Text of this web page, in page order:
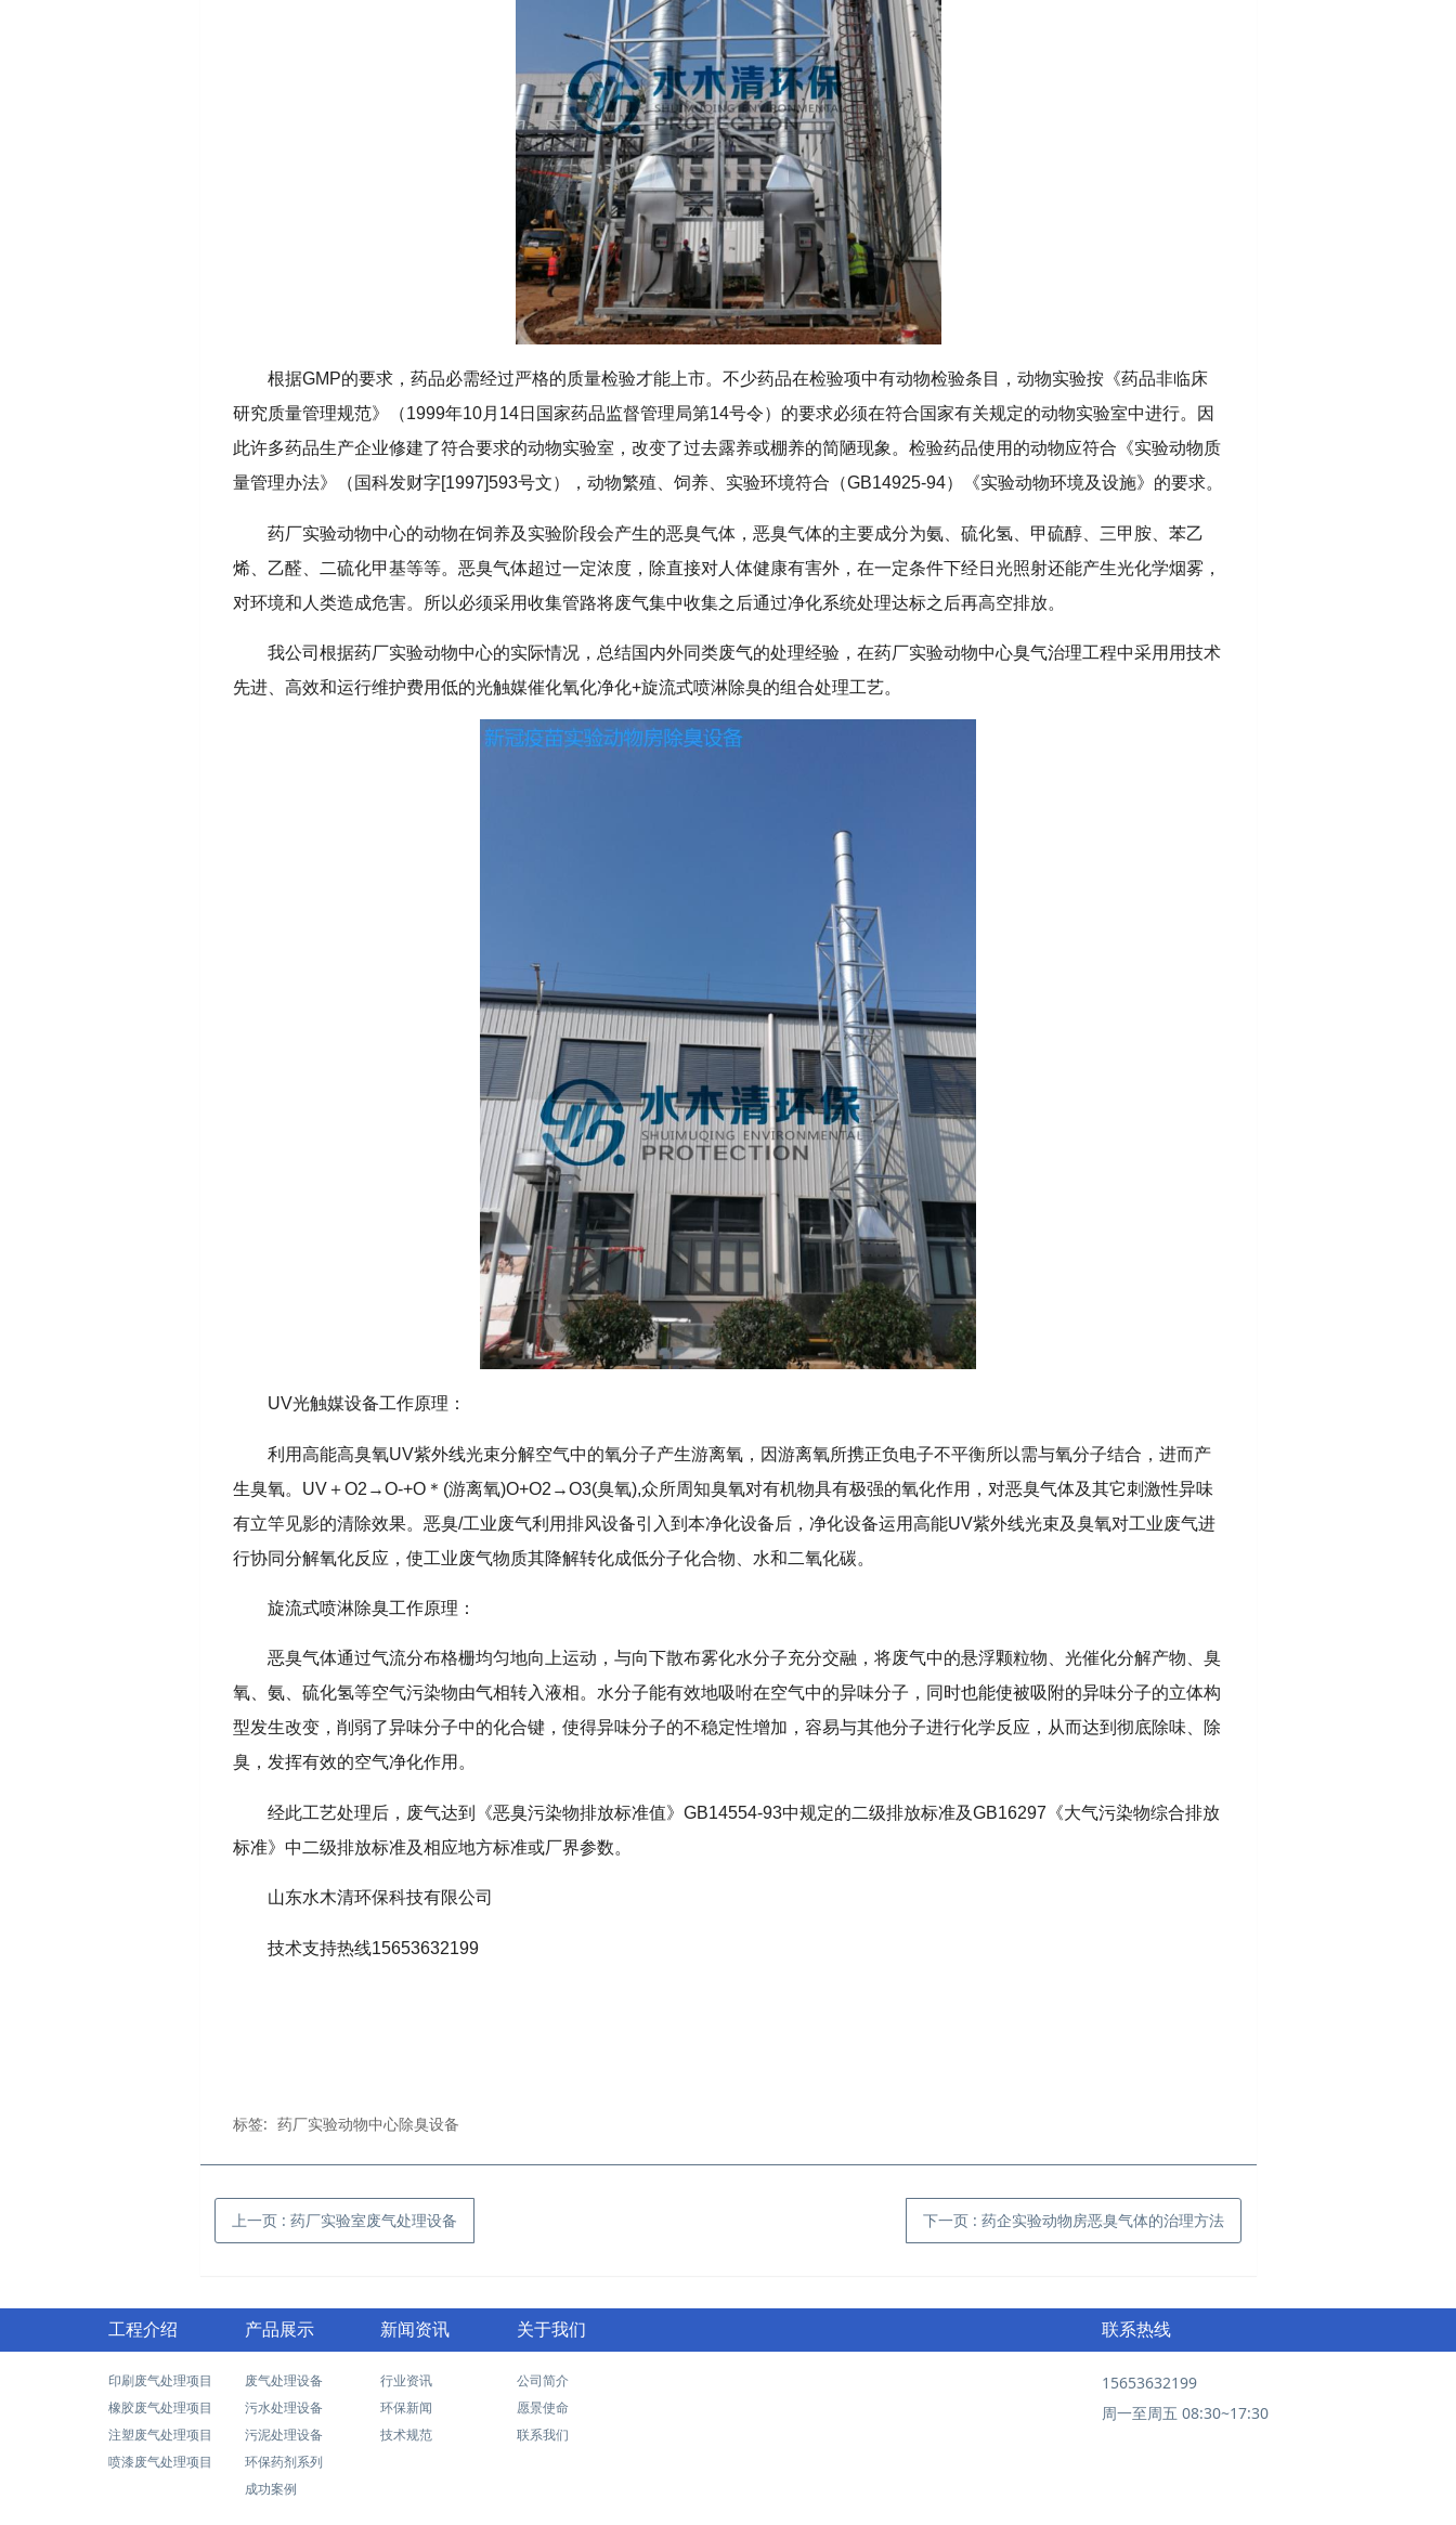
根据GMP的要求，药品必需经过严格的质量检验才能上市。不少药品在检验项中有动物检验条目，动物实验按《药品非临床
研究质量管理规范》（1999年10月14日国家药品监督管理局第14号令）的要求必须在符合国家有关规定的动物实验室中进行。因
此许多药品生产企业修建了符合要求的动物实验室，改变了过去露养或棚养的简陋现象。检验药品使用的动物应符合《实验动物质
量管理办法》（国科发财字[1997]593号文），动物繁殖、饲养、实验环境符合（GB14925-94）《实验动物环境及设施》的要求。
药厂实验动物中心的动物在饲养及实验阶段会产生的恶臭气体，恶臭气体的主要成分为氨、硫化氢、甲硫醇、三甲胺、苯乙
烯、乙醛、二硫化甲基等等。恶臭气体超过一定浓度，除直接对人体健康有害外，在一定条件下经日光照射还能产生光化学烟雾，
对环境和人类造成危害。所以必须采用收集管路将废气集中收集之后通过净化系统处理达标之后再高空排放。
我公司根据药厂实验动物中心的实际情况，总结国内外同类废气的处理经验，在药厂实验动物中心臭气治理工程中采用用技术
先进、高效和运行维护费用低的光触媒催化氧化净化+旋流式喷淋除臭的组合处理工艺。
UV光触媒设备工作原理：
利用高能高臭氧UV紫外线光束分解空气中的氧分子产生游离氧，因游离氧所携正负电子不平衡所以需与氧分子结合，进而产
生臭氧。UV＋O2→O-+O＊(游离氧)O+O2→O3(臭氧),众所周知臭氧对有机物具有极强的氧化作用，对恶臭气体及其它刺激性异味
有立竿见影的清除效果。恶臭/工业废气利用排风设备引入到本净化设备后，净化设备运用高能UV紫外线光束及臭氧对工业废气进
行协同分解氧化反应，使工业废气物质其降解转化成低分子化合物、水和二氧化碳。
旋流式喷淋除臭工作原理：
恶臭气体通过气流分布格栅均匀地向上运动，与向下散布雾化水分子充分交融，将废气中的悬浮颗粒物、光催化分解产物、臭
氧、氨、硫化氢等空气污染物由气相转入液相。水分子能有效地吸咐在空气中的异味分子，同时也能使被吸附的异味分子的立体构
型发生改变，削弱了异味分子中的化合键，使得异味分子的不稳定性增加，容易与其他分子进行化学反应，从而达到彻底除味、除
臭，发挥有效的空气净化作用。
经此工艺处理后，废气达到《恶臭污染物排放标准值》GB14554-93中规定的二级排放标准及GB16297《大气污染物综合排放
标准》中二级排放标准及相应地方标准或厂界参数。
山东水木清环保科技有限公司
技术支持热线15653632199
标签: 药厂实验动物中心除臭设备
上一页 : 药厂实验室废气处理设备 下一页 : 药企实验动物房恶臭气体的治理方法
工程介绍
印刷废气处理项目
橡胶废气处理项目
注塑废气处理项目
喷漆废气处理项目
产品展示
废气处理设备
污水处理设备
污泥处理设备
环保药剂系列
成功案例
新闻资讯
行业资讯
环保新闻
技术规范
关于我们
公司简介
愿景使命
联系我们
联系热线
15653632199
周一至周五 08:30~17:30